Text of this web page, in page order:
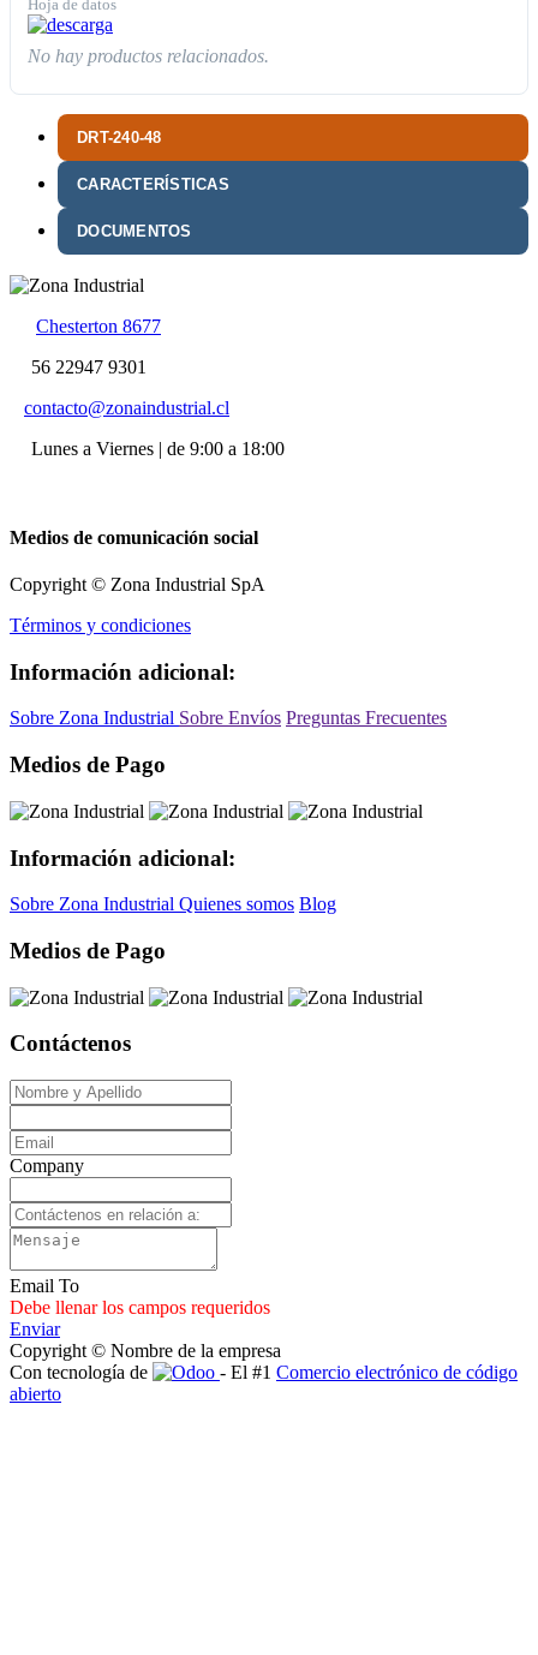
DRT-240-48
CARACTERÍSTICAS
DOCUMENTOS
Hoja de datos
No hay productos relacionados.
Chesterton 8677
56 22947 9301
contacto@zonaindustrial.cl
Lunes a Viernes | de 9:00 a 18:00
Medios de comunicación social
Copyright © Zona Industrial SpA
Términos y condiciones
Información adicional:
Sobre Zona Industrial Sobre Envíos Preguntas Frecuentes
Medios de Pago
Información adicional:
Sobre Zona Industrial Quienes somos Blog
Medios de Pago
Contáctenos
Company
Email To
Debe llenar los campos requeridos
Enviar
Copyright © Nombre de la empresa
Con tecnología de
- El #1 Comercio electrónico de código
abierto